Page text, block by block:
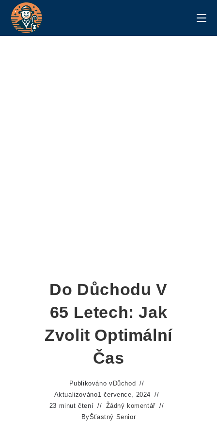
Do Důchodu V
65 Letech: Jak
Zvolit Optimální
Čas
Publikováno v Důchod
Aktualizováno1 července, 2024
23 minut čtení
Žádný komentář
ByŠťastný Senior